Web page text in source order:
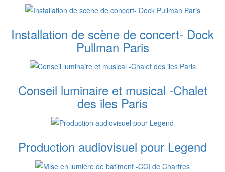
Installation de scène de concert- Dock
Pullman Paris
Conseil luminaire et musical -Chalet
des iles Paris
Production audiovisuel pour Legend